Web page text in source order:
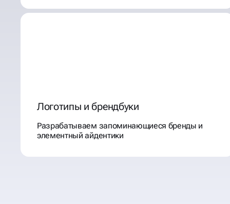
Логотипы и брендбуки
Разрабатываем запоминающиеся бренды и
элементный айдентики